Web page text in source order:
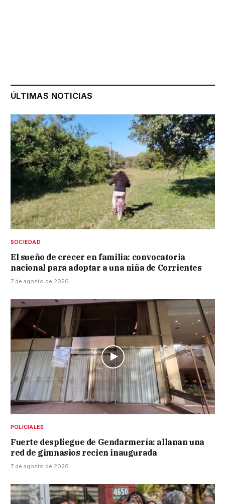
ÚLTIMAS NOTICIAS
SOCIEDAD
El sueño de crecer en familia: convocatoria
nacional para adoptar a una niña de Corrientes
7 de agosto de 2026
POLICIALES
Fuerte despliegue de Gendarmería: allanan una
red de gimnasios recien inaugurada
7 de agosto de 2026